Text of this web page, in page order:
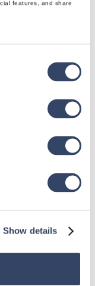
features, and share
Show details